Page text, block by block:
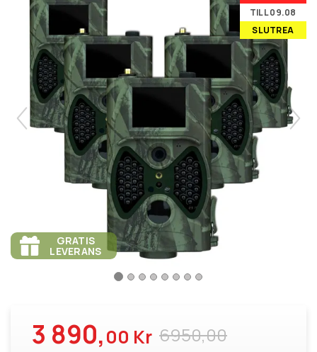
slutet
bildgalleriet
början
bildgalleriet
TILL 09.08
SLUTREA
GRATIS
LEVERANS
6950,00
3 890,00 Kr